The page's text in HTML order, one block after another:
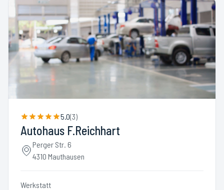
5.0(3)
Autohaus F.Reichhart
Perger Str. 6
4310 Mauthausen
Werkstatt